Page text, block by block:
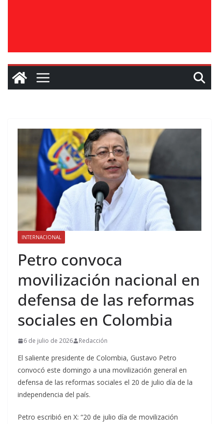
INTERNACIONAL
Petro convoca
movilización nacional en
defensa de las reformas
sociales en Colombia
6 de julio de 2026 Redacción
El saliente presidente de Colombia, Gustavo Petro
convocó este domingo a una movilización general en
defensa de las reformas sociales el 20 de julio día de la
independencia del país.
Petro escribió en X: “20 de julio día de movilización